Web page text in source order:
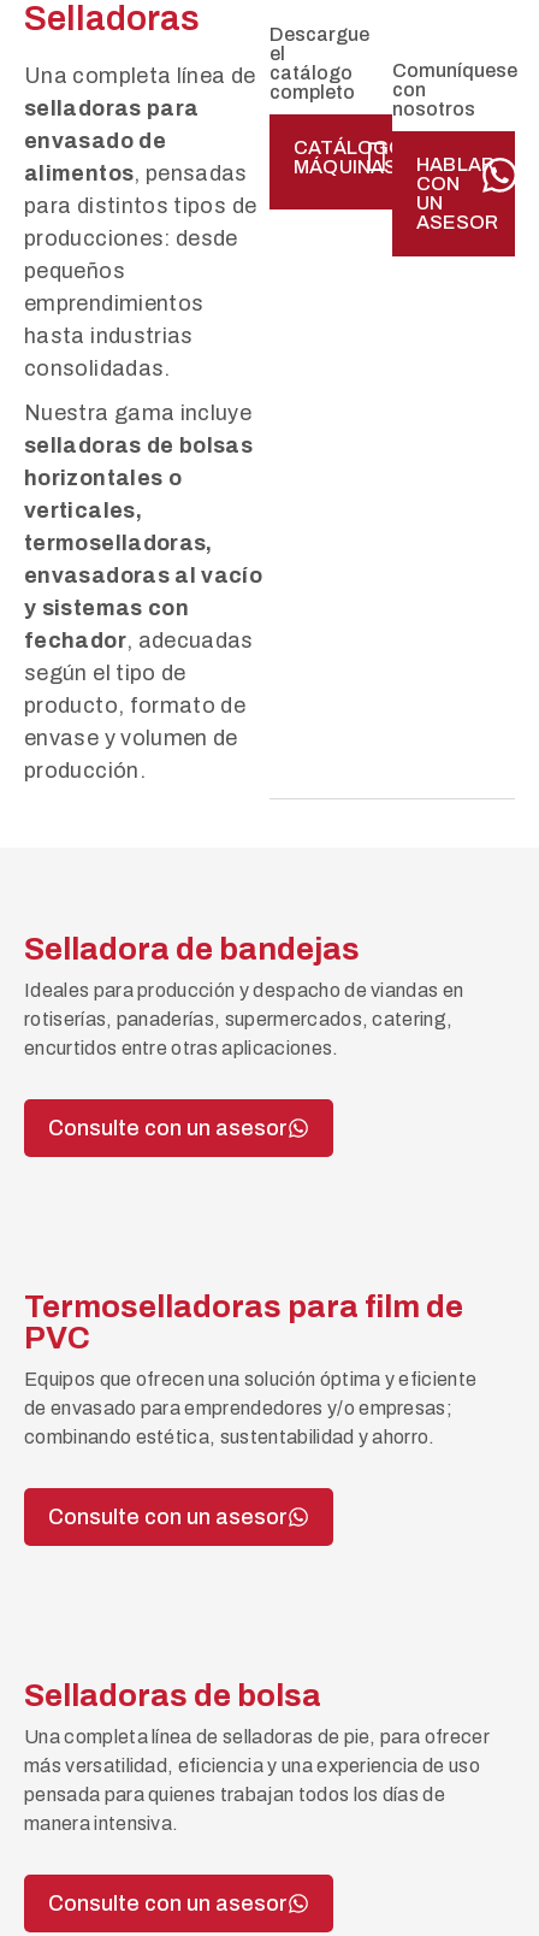
Selladoras
Una completa línea de
selladoras para
envasado de
alimentos, pensadas
para distintos tipos de
producciones: desde
pequeños
emprendimientos
hasta industrias
consolidadas.
Nuestra gama incluye
selladoras de bolsas
horizontales o
verticales,
termoselladoras,
envasadoras al vacío
y sistemas con
fechador, adecuadas
según el tipo de
producto, formato de
envase y volumen de
producción.
Descargue
el
catálogo
completo
CATÁLOGO
MÁQUINAS
Comuníquese
con
nosotros
HABLAR
CON
UN
ASESOR
Selladora de bandejas
Ideales para producción y despacho de viandas en
rotiserías, panaderías, supermercados, catering,
encurtidos entre otras aplicaciones.
Consulte con un asesor
Termoselladoras para film de
PVC
Equipos que ofrecen una solución óptima y eficiente
de envasado para emprendedores y/o empresas;
combinando estética, sustentabilidad y ahorro.
Consulte con un asesor
Selladoras de bolsa
Una completa línea de selladoras de pie, para ofrecer
más versatilidad, eficiencia y una experiencia de uso
pensada para quienes trabajan todos los días de
manera intensiva.
Consulte con un asesor